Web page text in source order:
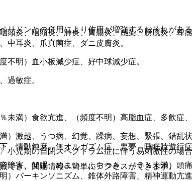
炎、咽頭炎、肺炎、胃腸炎、感染、膀胱炎、耳
中耳炎、爪真菌症、ダニ皮膚炎。
明）血小板減少症、好中球減少症。
過敏症。
満）食欲亢進、（頻度不明）高脂血症、多飲症
激越、うつ病、幻覚、躁病、妄想、緊張、錯乱
情動鈍麻、無オルガズム症、悪夢、睡眠時遊行症
害、傾眠、めまい・ふらつき、（５％未満）頭
）パーキンソニズム、錐体外路障害、精神運動
ドンとの併用により作用が増強するおそれがあ
児期の自閉スペクトラム症に伴う易刺激性の場
き、関連情報へ簡単にアクセスができます。